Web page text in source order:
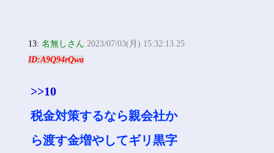
13:名無しさん 2023/07/03(月) 15:32:13.25
ID:A9Q94rQwa
>>10
税金対策するなら親会社か
ら渡す金増やしてギリ黒字